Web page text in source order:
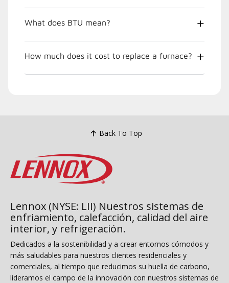
What does BTU mean?
How much does it cost to replace a furnace?
Back To Top
Lennox (NYSE: LII) Nuestros sistemas de
enfriamiento, calefacción, calidad del aire
interior, y refrigeración.
Dedicados a la sostenibilidad y a crear entornos cómodos y
más saludables para nuestros clientes residenciales y
comerciales, al tiempo que reducimos su huella de carbono,
lideramos el campo de la innovación con nuestros sistemas de